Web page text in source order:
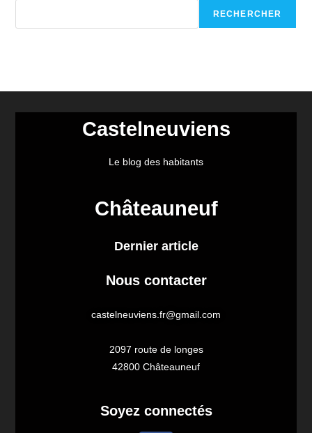
RECHERCHER
Castelneuviens
Le blog des habitants
Châteauneuf
Dernier article
Nous contacter
castelneuviens.fr@gmail.com
2097 route de longes
42800 Châteauneuf
Soyez connectés